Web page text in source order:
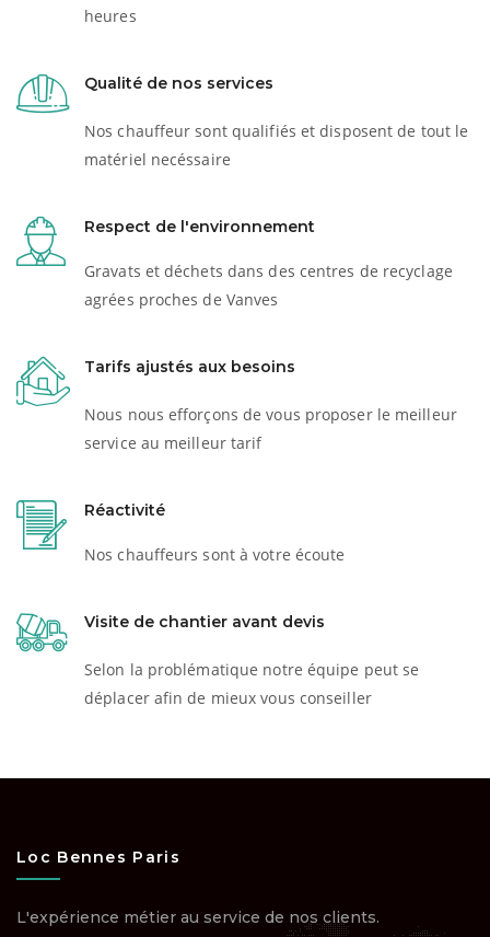
heures
Qualité de nos services
Nos chauffeur sont qualifiés et disposent de tout le
matériel necéssaire
Respect de l'environnement
Gravats et déchets dans des centres de recyclage
agrées proches de Vanves
Tarifs ajustés aux besoins
Nous nous efforçons de vous proposer le meilleur
service au meilleur tarif
Réactivité
Nos chauffeurs sont à votre écoute
Visite de chantier avant devis
Selon la problématique notre équipe peut se
déplacer afin de mieux vous conseiller
Loc Bennes Paris
L'expérience métier au service de nos clients.